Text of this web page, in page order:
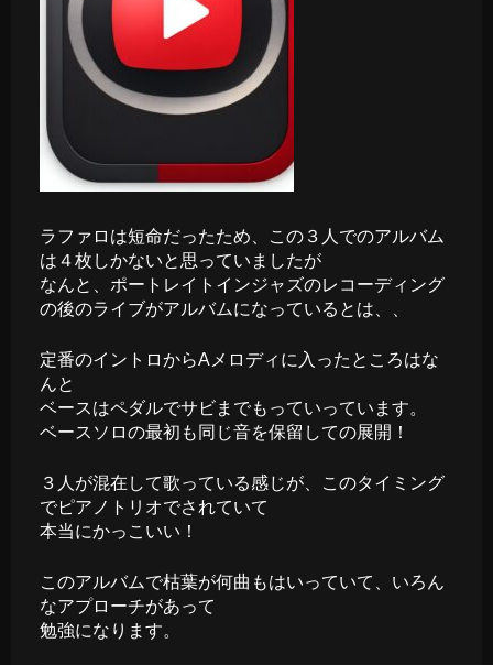
ラファロは短命だったため、この３人でのアルバム
は４枚しかないと思っていましたが
なんと、ポートレイトインジャズのレコーディング
の後のライブがアルバムになっているとは、、
定番のイントロからAメロディに入ったところはな
んと
ベースはペダルでサビまでもっていっています。
ベースソロの最初も同じ音を保留しての展開！
３人が混在して歌っている感じが、このタイミング
でピアノトリオでされていて
本当にかっこいい！
このアルバムで枯葉が何曲もはいっていて、いろん
なアプローチがあって
勉強になります。